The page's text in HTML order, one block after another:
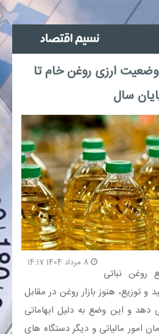
ارزی روغن خام تا
سال
روغن نباتی
توزیع، هنوز بازار روغن در مقابل
و این وضع به دلیل ابهاماتی
امور مالیاتی و دیگر دستگاه های